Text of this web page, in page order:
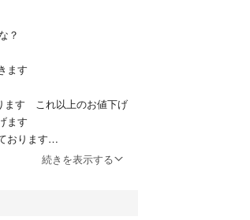
？
ます
ます これ以上のお値下げ
ます
おります
を控えさせていただくこと
続きを表示する